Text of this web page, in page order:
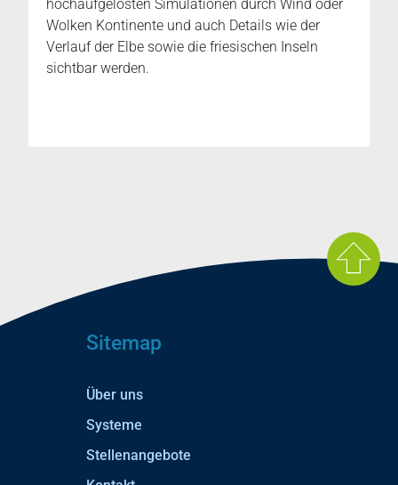
hochaufgelösten Simulationen durch Wind oder
Wolken Kontinente und auch Details wie der
Verlauf der Elbe sowie die friesischen Inseln
sichtbar werden.
Sitemap
Über uns
Systeme
Stellenangebote